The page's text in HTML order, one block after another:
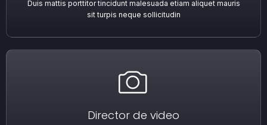
Duis mattis porttitor tincidunt malesuada etiam aliquet mauris
sit turpis neque sollicitudin
Director de video